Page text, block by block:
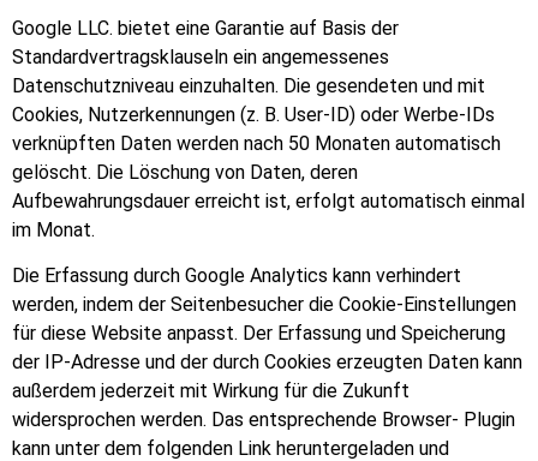
Google LLC. bietet eine Garantie auf Basis der
Standardvertragsklauseln ein angemessenes
Datenschutzniveau einzuhalten. Die gesendeten und mit
Cookies, Nutzerkennungen (z. B. User-ID) oder Werbe-IDs
verknüpften Daten werden nach 50 Monaten automatisch
gelöscht. Die Löschung von Daten, deren
Aufbewahrungsdauer erreicht ist, erfolgt automatisch einmal
im Monat.
Die Erfassung durch Google Analytics kann verhindert
werden, indem der Seitenbesucher die Cookie-Einstellungen
für diese Website anpasst. Der Erfassung und Speicherung
der IP-Adresse und der durch Cookies erzeugten Daten kann
außerdem jederzeit mit Wirkung für die Zukunft
widersprochen werden. Das entsprechende Browser- Plugin
kann unter dem folgenden Link heruntergeladen und